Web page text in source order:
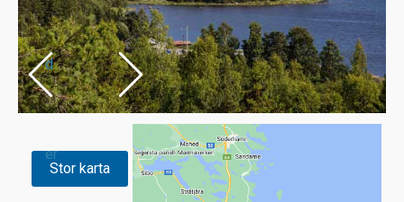
d
er
Stor karta